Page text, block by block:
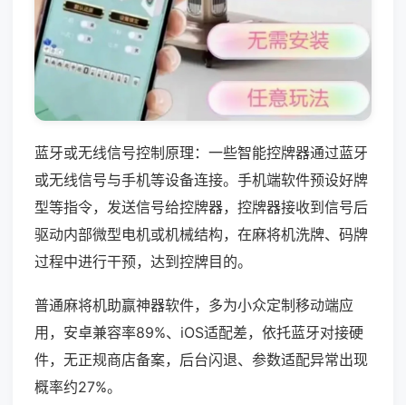
蓝牙或无线信号控制原理：一些智能控牌器通过蓝牙
或无线信号与手机等设备连接。手机端软件预设好牌
型等指令，发送信号给控牌器，控牌器接收到信号后
驱动内部微型电机或机械结构，在麻将机洗牌、码牌
过程中进行干预，达到控牌目的。
普通麻将机助赢神器软件，多为小众定制移动端应
用，安卓兼容率89%、iOS适配差，依托蓝牙对接硬
件，无正规商店备案，后台闪退、参数适配异常出现
概率约27%。